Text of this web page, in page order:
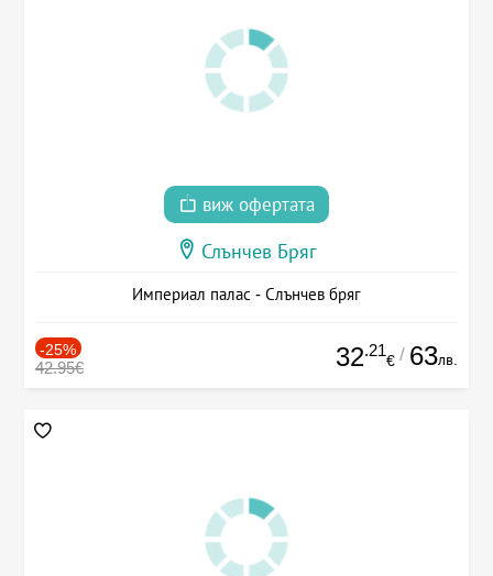
виж офертата
Слънчев Бряг
Империал палас - Слънчев бряг
-25%
42.95€ 32.21
€ / 63лв.